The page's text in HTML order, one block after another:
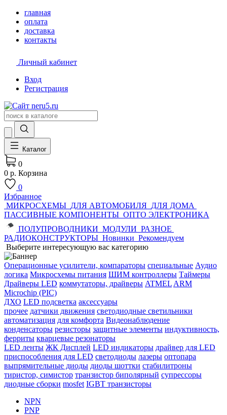
главная
оплата
доставка
контакты
Личный кабинет
Вход
Регистрация
Каталог
0
0 р. Корзина
0
Избранное
МИКРОСХЕМЫ ДЛЯ АВТОМОБИЛЯ ДЛЯ ДОМА
ПАССИВНЫЕ КОМПОНЕНТЫ ОПТО ЭЛЕКТРОНИКА
ПОЛУПРОВОДНИКИ МОДУЛИ РАЗНОЕ
РАДИОКОНСТРУКТОРЫ Новинки Рекомендуем
Выберите интересующую вас категорию
Операционные усилители, компараторы специальные Аудио
логика Микросхемы питания ШИМ контроллеры Таймеры
Драйверы LED коммутаторы, драйверы ATMEL ARM
Microchip (PIC)
ДХО LED подсветка аксессуары
прочее датчики движения светодиодные светильники
автоматизация для комфорта Видеонаблюдение
конденсаторы резисторы защитные элементы индуктивность,
ферриты кварцевые резонаторы
LED ленты ЖК Дисплей LED индикаторы драйвер для LED
приспособления для LED светодиоды лазеры оптопара
выпрямительные диоды диоды шоттки стабилитроны
тиристор, симистор транзистор биполярный супрессоры
диодные сборки mosfet IGBT транзисторы
NPN
PNP